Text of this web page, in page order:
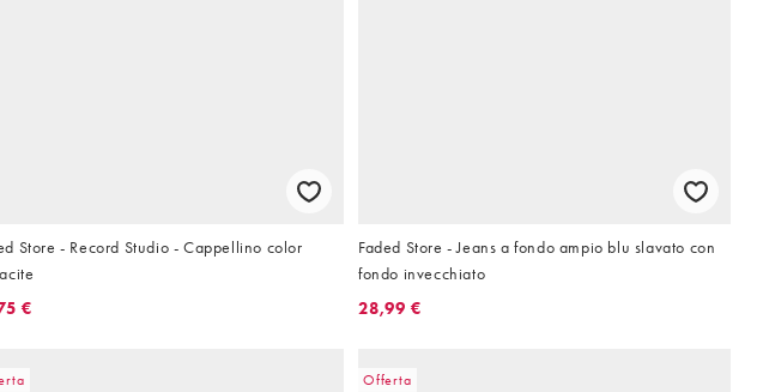
Store - Record Studio - Cappellino color
€
Faded Store - Jeans a fondo ampio blu slavato con
fondo invecchiato
28,99 €
Offerta